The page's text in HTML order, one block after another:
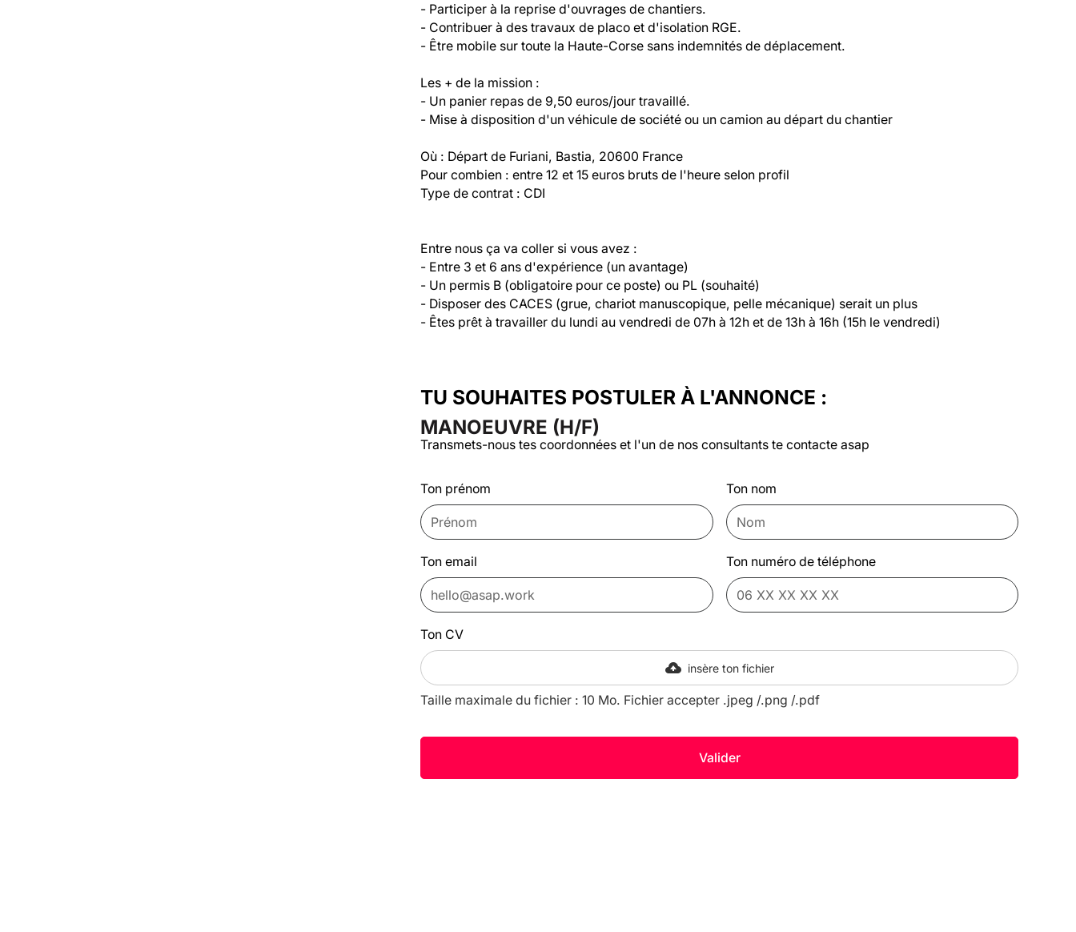
- Participer à la reprise d'ouvrages de chantiers.
- Contribuer à des travaux de placo et d'isolation RGE.
- Être mobile sur toute la Haute-Corse sans indemnités de déplacement.
Les + de la mission :
- Un panier repas de 9,50 euros/jour travaillé.
- Mise à disposition d'un véhicule de société ou un camion au départ du chantier
Où : Départ de Furiani, Bastia, 20600 France
Pour combien : entre 12 et 15 euros bruts de l'heure selon profil
Type de contrat : CDI
Entre nous ça va coller si vous avez :
- Entre 3 et 6 ans d'expérience (un avantage)
- Un permis B (obligatoire pour ce poste) ou PL (souhaité)
- Disposer des CACES (grue, chariot manuscopique, pelle mécanique) serait un plus
- Êtes prêt à travailler du lundi au vendredi de 07h à 12h et de 13h à 16h (15h le vendredi)
TU SOUHAITES POSTULER À L'ANNONCE :
MANOEUVRE (H/F)
Transmets-nous tes coordonnées et l'un de nos consultants te contacte asap
Ton prénom Ton nom
Ton email Ton numéro de téléphone
Ton CV
insère ton fichier
Taille maximale du fichier : 10 Mo. Fichier accepter .jpeg /.png /.pdf